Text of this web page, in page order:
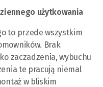
użytkowania
to przede wszystkim
Brak
zaczadzenia, wybuchu
te pracują niemal
w bliskim